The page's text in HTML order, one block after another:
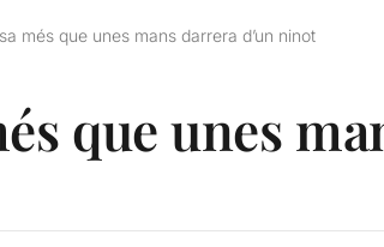
més que unes mans darrera d’un ninot
que unes